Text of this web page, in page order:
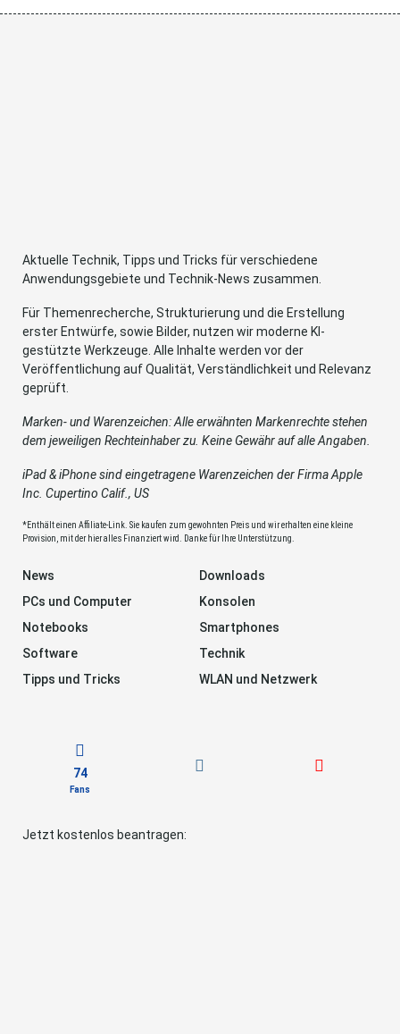
Aktuelle Technik, Tipps und Tricks für verschiedene
Anwendungsgebiete und Technik-News zusammen.
Für Themenrecherche, Strukturierung und die Erstellung
erster Entwürfe, sowie Bilder, nutzen wir moderne KI-
gestützte Werkzeuge. Alle Inhalte werden vor der
Veröffentlichung auf Qualität, Verständlichkeit und Relevanz
geprüft.
Marken- und Warenzeichen: Alle erwähnten Markenrechte stehen
dem jeweiligen Rechteinhaber zu. Keine Gewähr auf alle Angaben.
iPad & iPhone sind eingetragene Warenzeichen der Firma Apple
Inc. Cupertino Calif., US
*Enthält einen Affiliate-Link. Sie kaufen zum gewohnten Preis und wir erhalten eine kleine
Provision, mit der hier alles Finanziert wird. Danke für Ihre Unterstützung.
News
Downloads
PCs und Computer
Konsolen
Notebooks
Smartphones
Software
Technik
Tipps und Tricks
WLAN und Netzwerk
74
Fans
Jetzt kostenlos beantragen: